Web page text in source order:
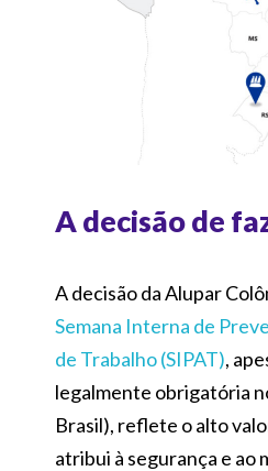
A decisão de
A decisão da Alupar
Semana Interna de
de Trabalho (SIPAT),
legalmente obrigatória
Brasil), reflete o alto
atribui à segurança e ao